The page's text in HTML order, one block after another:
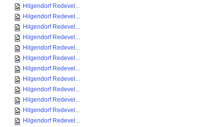
Hilgendorf Redevel...
Hilgendorf Redevel...
Hilgendorf Redevel...
Hilgendorf Redevel...
Hilgendorf Redevel...
Hilgendorf Redevel...
Hilgendorf Redevel...
Hilgendorf Redevel...
Hilgendorf Redevel...
Hilgendorf Redevel...
Hilgendorf Redevel...
Hilgendorf Redevel...